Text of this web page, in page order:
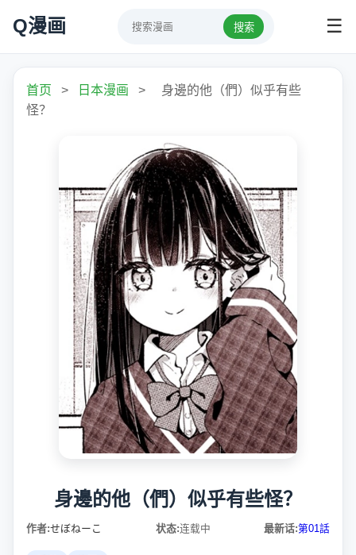
Q漫画 搜索 ☰
首页 > 日本漫画 >
身邊的他（們）似乎有些
怪？
身邊的他（們）似乎有些怪？
作者:せぼねーこ 状态:连载中 最新话:第01話